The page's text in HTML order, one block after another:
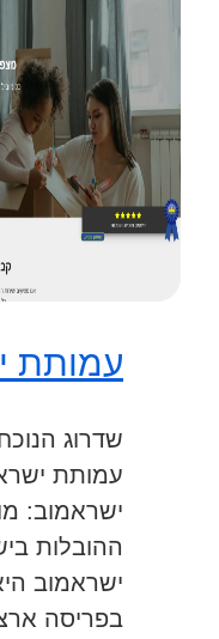
עמותת
שדרוג
עמותת
ישראמוב:
ההובלות
ישראמוב
בפריסה